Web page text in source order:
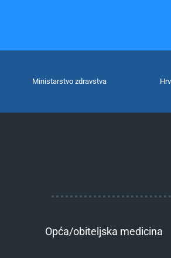
Ministarstvo zdravstva
Opća/obiteljska medicina